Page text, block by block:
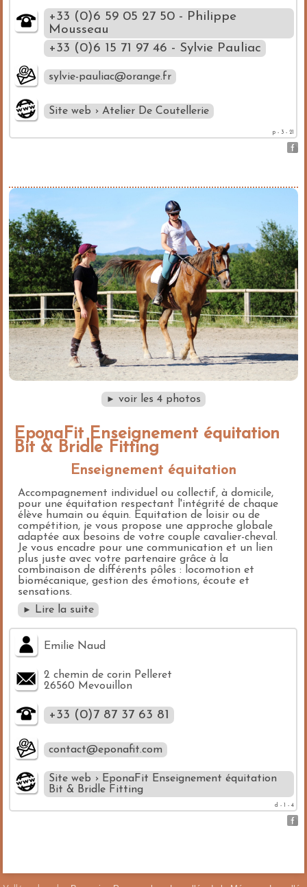
+33 (0)6 59 05 27 50 - Philippe
Mousseau
+33 (0)6 15 71 97 46 - Sylvie Pauliac
sylvie-pauliac@orange.fr
Site web › Atelier De Coutellerie
p - 3 - 21
► voir les 4 photos
EponaFit Enseignement équitation
Bit & Bridle Fitting
Enseignement équitation
Accompagnement individuel ou collectif, à domicile,
pour une équitation respectant l'intégrité de chaque
élève humain ou équin. Equitation de loisir ou de
compétition, je vous propose une approche globale
adaptée aux besoins de votre couple cavalier-cheval.
Je vous encadre pour une communication et un lien
plus juste avec votre partenaire grâce à la
combinaison de différents pôles : locomotion et
biomécanique, gestion des émotions, écoute et
sensations.
► Lire la suite
Emilie Naud
2 chemin de corin Pelleret
26560 Mevouillon
+33 (0)7 87 37 63 81
contact@eponafit.com
Site web › EponaFit Enseignement équitation
Bit & Bridle Fitting
d - 1 - 4